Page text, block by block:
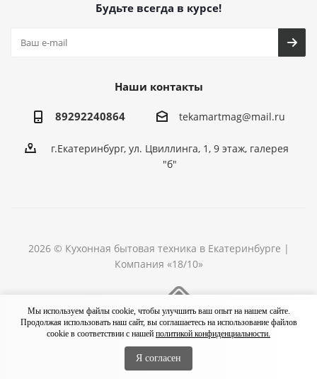
Будьте всегда в курсе!
Наши контакты
89292240864 tekamartmag@mail.ru
г.Екатеринбург, ул. Цвиллинга, 1, 9 этаж, галерея
"б"
2026 © Кухонная бытовая техника в Екатеринбурге |
Компания «18/10»
Мы используем файлы cookie, чтобы улучшить ваш опыт на нашем сайте.
Продолжая использовать наш сайт, вы соглашаетесь на использование файлов
cookie в соответствии с нашей политикой конфиденциальности.
Я согласен